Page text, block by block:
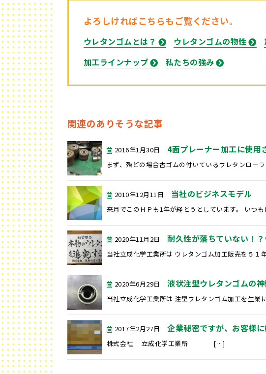
よろしければこちらもご覧ください。
ウレタンゴムとは？ ウレタンゴムの物性
加工ラインナップ
私たちの強み
関連のありそうな記事
2016年1月30日 4面プレーナー加工に使用
まず、殆どの場合古ゴムの付いているウレタンロー
2010年12月11日 当社のビジネスモデル
来月でこのＨＰも1年が経とうとしています。 いつ
2020年11月2日 耐久性が落ちていない！
当社立成化学工業所は ウレタンゴム加工販売を５
2020年6月29日 液状注型ウレタンゴムの神
当社立成化学工業所は 注型ウレタンゴム加工を生
2017年2月27日 企業秘密ですが、お客様に
株式会社 立成化学工業所 […]